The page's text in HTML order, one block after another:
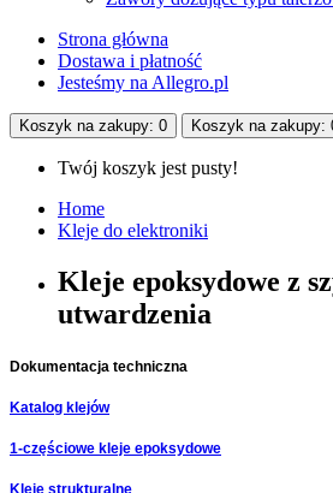
Strona główna
Dostawa i płatność
Jesteśmy na Allegro.pl
Koszyk nazakupy: 0 Koszyk nazakupy:
Twój koszyk jest pusty!
Home
Kleje do elektroniki
Kleje epoksydowe z
utwardzenia
Dokumentacja techniczna
Katalog klejów
1-częściowe kleje epoksydowe
Kleje strukturalne